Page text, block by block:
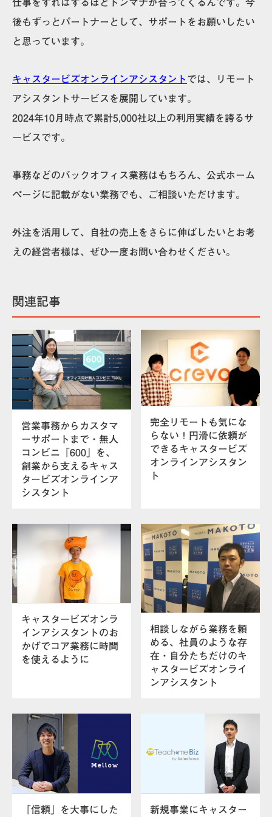
仕事をすればするほどトンマナが合ってくる んです。今
後もずっとパートナーとして、サポートをお願いしたい
と思っています。
キャスタービズオンラインアシスタント では、リモート
アシスタントサービスを展開しています。
2024年10月時点で累計5,000社以上の利用実績を誇るサ
ービスです。
事務などのバックオフィス業務はもちろん、公式ホーム
ページに記載がない業務でも、ご相談いただけます。
外注を活用して、自社の売上をさらに伸ばしたいとお考
えの経営者様は、ぜひ一度お問い合わせください。
関連記事
営業事務からカスタマ
ーサポートまで・無人
コンビニ「600」を、
創業から支えるキャス
タービズオンラインア
シスタント
完全リモートも気にな
らない！円滑に依頼が
できるキャスタービズ
オンラインアシスタン
ト
キャスタービズオンラ
インアシスタントのお
かげでコア業務に時間
を使えるように
相談しながら業務を頼
める、社員のような存
在・自分たちだけのキ
ャスタービズオンライ
ンアシスタント
「信頼」を大事にした
新規事業にキャスター